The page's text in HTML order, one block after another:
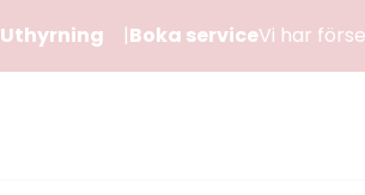
Uthyrning Boka serviceVi har